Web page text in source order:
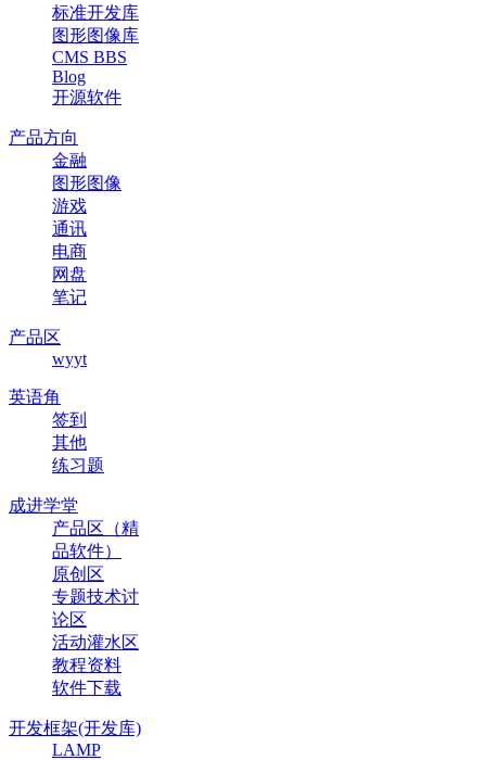
标准开发库
图形图像库
CMS BBS
Blog
开源软件
产品方向
金融
图形图像
游戏
通讯
电商
网盘
笔记
产品区
wyyt
英语角
签到
其他
练习题
成进学堂
产品区（精
品软件）
原创区
专题技术讨
论区
活动灌水区
教程资料
软件下载
开发框架(开发库)
LAMP